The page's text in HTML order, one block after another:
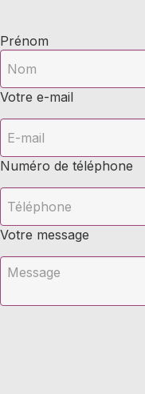
Prénom
Votre e-mail
Numéro de téléphone
Votre message